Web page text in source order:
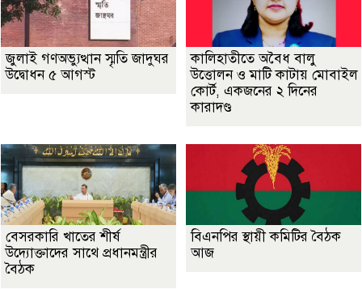
জুলাই গণঅভ্যুত্থান স্মৃতি জাদুঘর
উদ্বোধন ৫ আগস্ট
কালিহাতীতে অবৈধ বালু
উত্তোলন ও মাটি কাটায় মোবাইল
কোর্ট, একজনের ২ দিনের
কারাদণ্ড
বেসরকারি খাতের শীর্ষ
উদ্যোক্তাদের সাথে প্রধানমন্ত্রীর
বৈঠক
বিএনপির স্থায়ী কমিটির বৈঠক
আজ